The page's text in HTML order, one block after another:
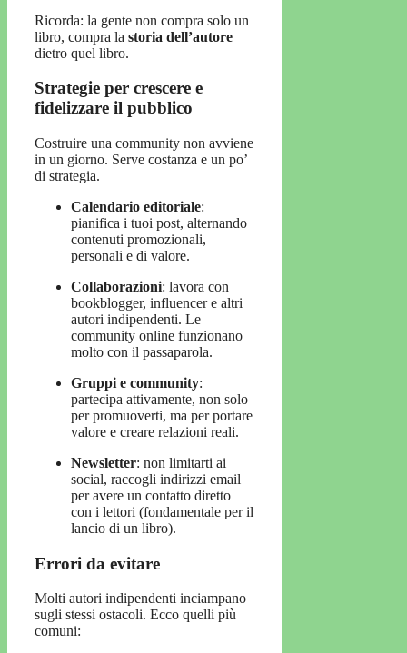
Ricorda: la gente non compra solo un
libro, compra la storia dell’autore
dietro quel libro.
Strategie per crescere e
fidelizzare il pubblico
Costruire una community non avviene
in un giorno. Serve costanza e un po’
di strategia.
Calendario editoriale:
pianifica i tuoi post, alternando
contenuti promozionali,
personali e di valore.
Collaborazioni: lavora con
bookblogger, influencer e altri
autori indipendenti. Le
community online funzionano
molto con il passaparola.
Gruppi e community:
partecipa attivamente, non solo
per promuoverti, ma per portare
valore e creare relazioni reali.
Newsletter: non limitarti ai
social, raccogli indirizzi email
per avere un contatto diretto
con i lettori (fondamentale per il
lancio di un libro).
Errori da evitare
Molti autori indipendenti inciampano
sugli stessi ostacoli. Ecco quelli più
comuni: